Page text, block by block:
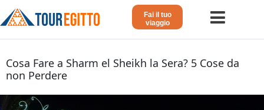
Fai il tuo
viaggio
Viaggio in Egitto
Crociera sul Nilo
Cosa Fare a Sharm el Sheikh la Sera? 5 Cose da
non Perdere